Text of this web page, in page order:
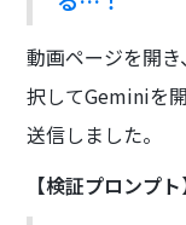
動画ページを開
択してGeminiを
送信しました。
【検証プロンプト